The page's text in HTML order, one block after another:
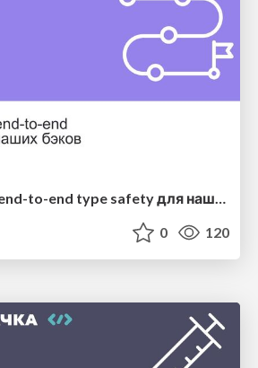
Разбираемся с end-to-end type safety для наших бэков
0 120